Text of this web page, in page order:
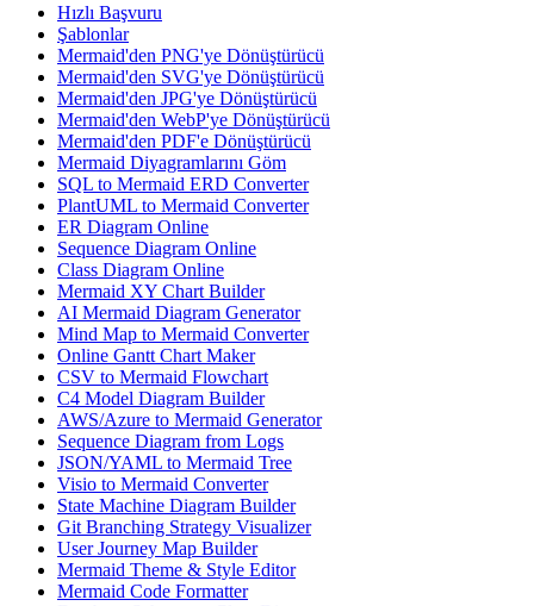
Hızlı Başvuru
Şablonlar
Mermaid'den PNG'ye Dönüştürücü
Mermaid'den SVG'ye Dönüştürücü
Mermaid'den JPG'ye Dönüştürücü
Mermaid'den WebP'ye Dönüştürücü
Mermaid'den PDF'e Dönüştürücü
Mermaid Diyagramlarını Göm
SQL to Mermaid ERD Converter
PlantUML to Mermaid Converter
ER Diagram Online
Sequence Diagram Online
Class Diagram Online
Mermaid XY Chart Builder
AI Mermaid Diagram Generator
Mind Map to Mermaid Converter
Online Gantt Chart Maker
CSV to Mermaid Flowchart
C4 Model Diagram Builder
AWS/Azure to Mermaid Generator
Sequence Diagram from Logs
JSON/YAML to Mermaid Tree
Visio to Mermaid Converter
State Machine Diagram Builder
Git Branching Strategy Visualizer
User Journey Map Builder
Mermaid Theme & Style Editor
Mermaid Code Formatter